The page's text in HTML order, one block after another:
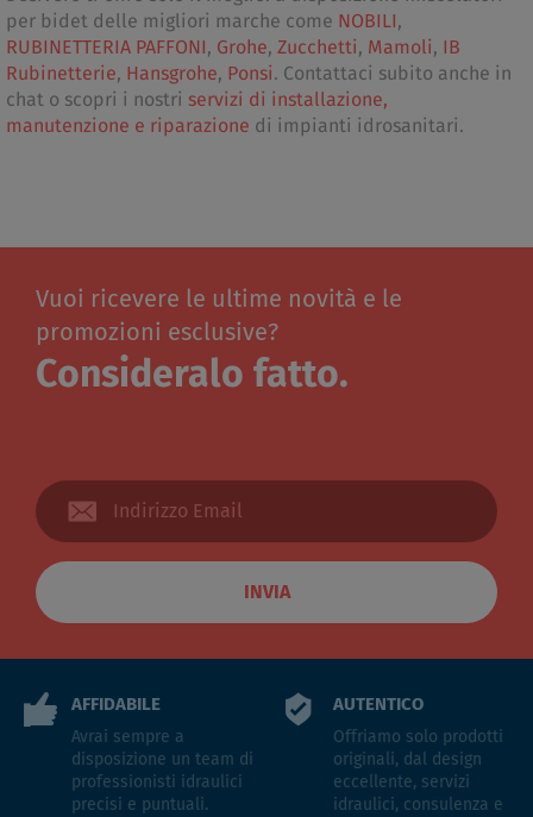
per bidet delle migliori marche come NOBILI,
RUBINETTERIA PAFFONI, Grohe, Zucchetti, Mamoli, IB
Rubinetterie, Hansgrohe, Ponsi. Contattaci subito anche in
chat o scopri i nostri servizi di installazione,
manutenzione e riparazione di impianti idrosanitari.
Vuoi ricevere le ultime novità e le
promozioni esclusive?
Consideralo fatto.
INVIA
AFFIDABILE
Avrai sempre a
disposizione un team di
professionisti idraulici
precisi e puntuali.
AUTENTICO
Offriamo solo prodotti
originali, dal design
eccellente, servizi
idraulici, consulenza e